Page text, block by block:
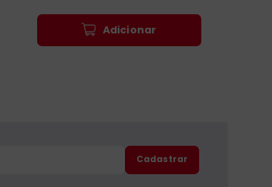
Adicionar
Cadastrar